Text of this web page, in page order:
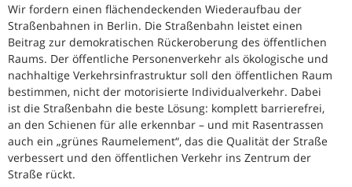
Wir fordern einen flächendeckenden Wiederaufbau der
Straßenbahnen in Berlin. Die Straßenbahn leistet einen
Beitrag zur demokratischen Rückeroberung des öffentlichen
Raums. Der öffentliche Personenverkehr als ökologische und
nachhaltige Verkehrsinfrastruktur soll den öffentlichen Raum
bestimmen, nicht der motorisierte Individualverkehr. Dabei
ist die Straßenbahn die beste Lösung: komplett barrierefrei,
an den Schienen für alle erkennbar – und mit Rasentrassen
auch ein „grünes Raumelement“, das die Qualität der Straße
verbessert und den öffentlichen Verkehr ins Zentrum der
Straße rückt.